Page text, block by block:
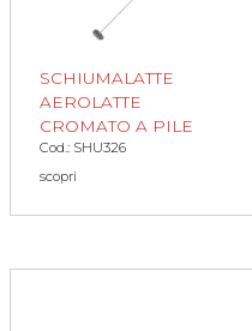
SCHIUMALATTE
AEROLATTE
CROMATO A PILE
Cod.: SHU326
scopri